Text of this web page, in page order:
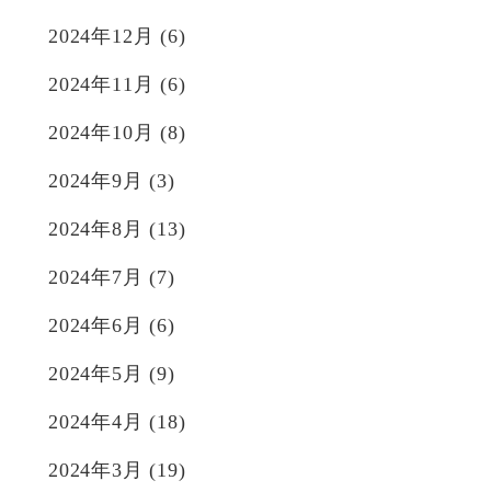
2024年12月 (6)
2024年11月 (6)
2024年10月 (8)
2024年9月 (3)
2024年8月 (13)
2024年7月 (7)
2024年6月 (6)
2024年5月 (9)
2024年4月 (18)
2024年3月 (19)